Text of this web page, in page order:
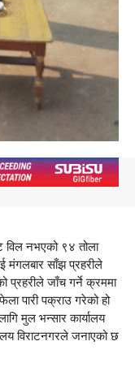
विल नभएको ९४ तोला
मंगलबार साँझ प्रहरीले
प्रहरीले जाँच गर्ने क्रममा
पारी पक्राउ गरेको हो
मुल भन्सार कार्यालय
विराटनगरले जनाएको छ